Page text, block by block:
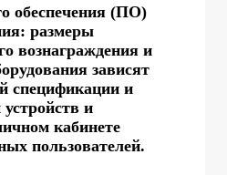
обеспечения (ПО)
размеры
вознаграждения и
зависят
спецификации и
и
кабинете
пользователей.